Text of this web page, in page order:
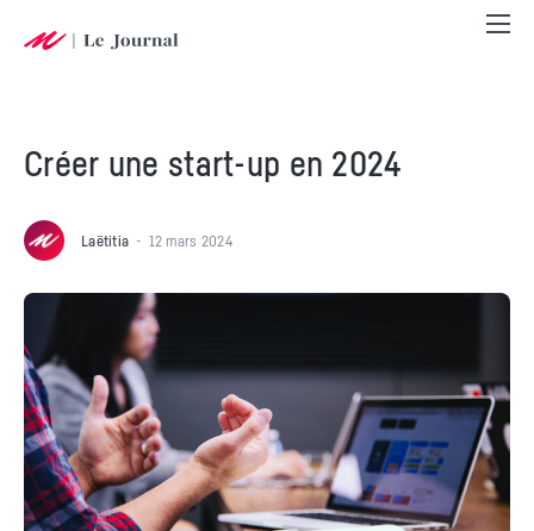
Créer une start-up en 2024
Laëtitia 12 mars 2024